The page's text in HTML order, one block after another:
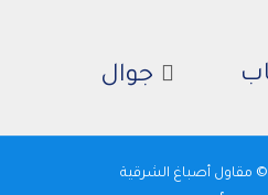
جوال
مقاول أصباغ الشرقية